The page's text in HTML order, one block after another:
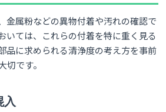
金属粉などの異物付着や汚れの確認で
いては、これらの付着を特に重く見る
品に求められる清浄度の考え方を事前
切です。
入